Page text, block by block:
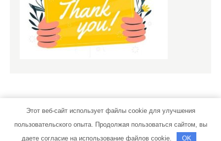
novomoskov.ru | Тема от Grace Themes
Этот веб-сайт использует файлы cookie для улучшения
пользовательского опыта. Продолжая пользоваться сайтом, вы
даете согласие на использование файлов cookie.
OK